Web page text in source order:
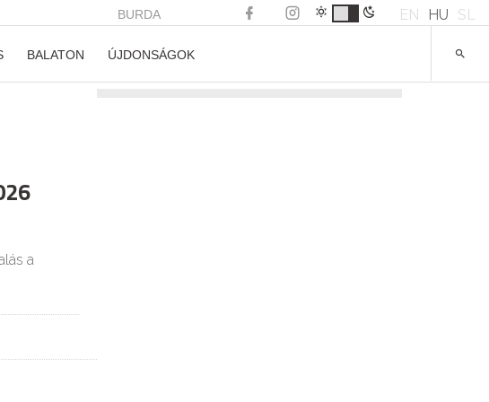
BURDA EN HU SL
BALATON ÚJDONSÁGOK
a